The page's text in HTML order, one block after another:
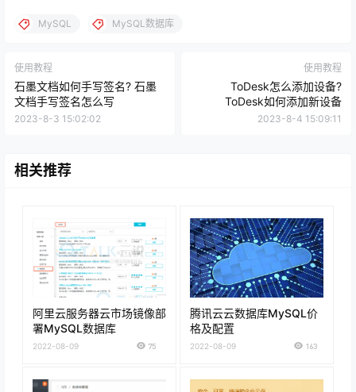
MySQL MySQL数据库
使用教程
石墨文档如何手写签名? 石墨
文档手写签名怎么写
2023-8-3 15:02:02
使用教程
ToDesk怎么添加设备?
ToDesk如何添加新设备
2023-8-4 15:09:11
相关推荐
阿里云服务器云市场镜像部
署MySQL数据库
2022-08-09 75
腾讯云云数据库MySQL价
格及配置
2022-08-09 163